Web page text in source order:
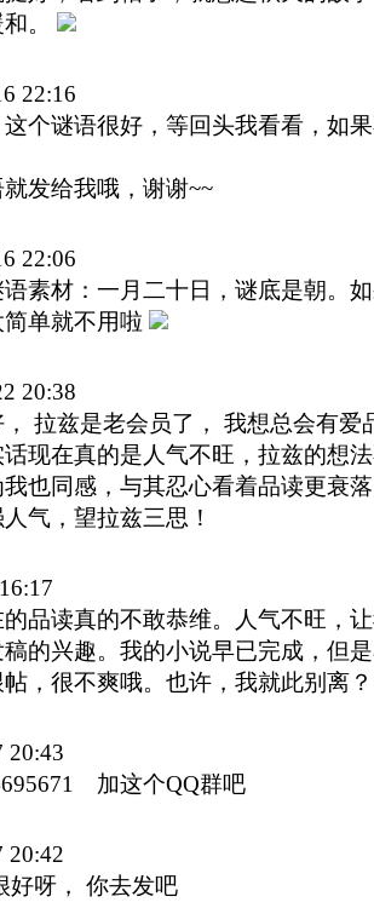
。
22:16
个谜语很好，等回头我看看，如
发给我哦，谢谢~~
22:06
素材：一月二十日，谜底是朝。
单就不用啦
20:38
拉兹是老会员了， 我想总会有爱
话现在真的是人气不旺，拉兹的想
也同感，与其忍心看着品读更衰
气，望拉兹三思！
品读真的不敢恭维。人气不旺，
的兴趣。我的小说早已完成，但
，很不爽哦。也许，我就此别离？
20:43
加这个QQ群吧
20:42
好呀， 你去发吧